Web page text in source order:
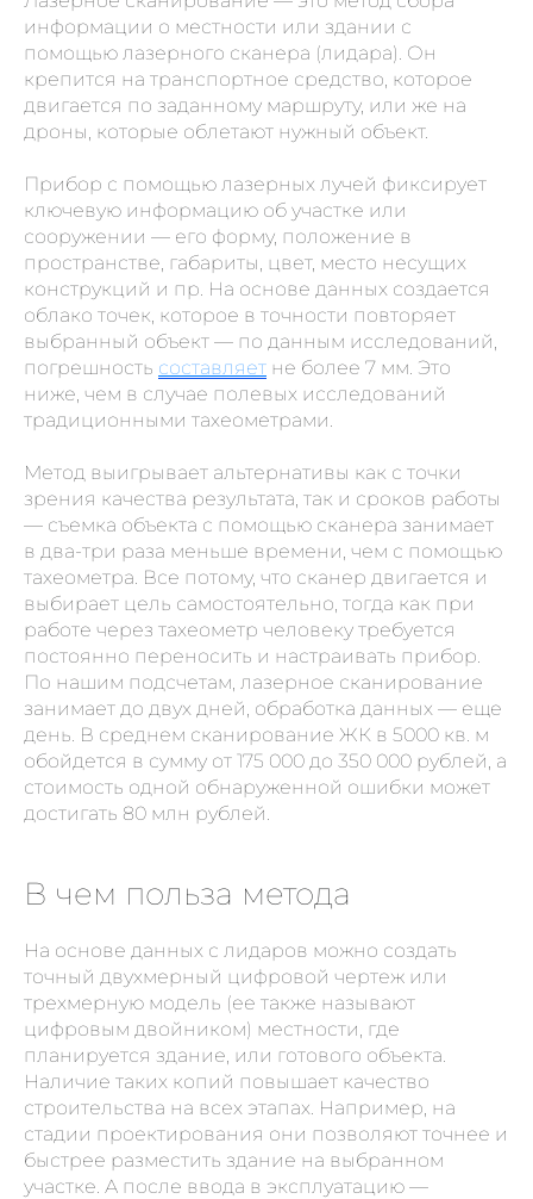
информации о местности или здании с
помощью лазерного сканера (лидара). Он
крепится на транспортное средство, которое
двигается по заданному маршруту, или же на
дроны, которые облетают нужный объект.
Прибор с помощью лазерных лучей фиксирует
ключевую информацию об участке или
сооружении — его форму, положение в
пространстве, габариты, цвет, место несущих
конструкций и пр. На основе данных создается
облако точек, которое в точности повторяет
выбранный объект — по данным исследований,
погрешность составляет не более 7 мм. Это
ниже, чем в случае полевых исследований
традиционными тахеометрами.
Метод выигрывает альтернативы как с точки
зрения качества результата, так и сроков работы
— съемка объекта с помощью сканера занимает
в два-три раза меньше времени, чем с помощью
тахеометра. Все потому, что сканер двигается и
выбирает цель самостоятельно, тогда как при
работе через тахеометр человеку требуется
постоянно переносить и настраивать прибор.
По нашим подсчетам, лазерное сканирование
занимает до двух дней, обработка данных — еще
день. В среднем сканирование ЖК в 5000 кв. м
обойдется в сумму от 175 000 до 350 000 рублей, а
стоимость одной обнаруженной ошибки может
достигать 80 млн рублей.
В чем польза метода
На основе данных с лидаров можно создать
точный двухмерный цифровой чертеж или
трехмерную модель (ее также называют
цифровым двойником) местности, где
планируется здание, или готового объекта.
Наличие таких копий повышает качество
строительства на всех этапах. Например, на
стадии проектирования они позволяют точнее и
быстрее разместить здание на выбранном
участке. А после ввода в эксплуатацию —